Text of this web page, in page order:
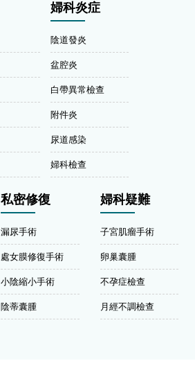
婦科炎症
陰道發炎
盆腔炎
白帶異常檢查
附件炎
尿道感染
婦科檢查
私密修復
漏尿手術
處女膜修復手術
小陰縮小手術
陰蒂囊腫
婦科疑難
子宮肌瘤手術
卵巢囊腫
不孕症檢查
月經不調檢查